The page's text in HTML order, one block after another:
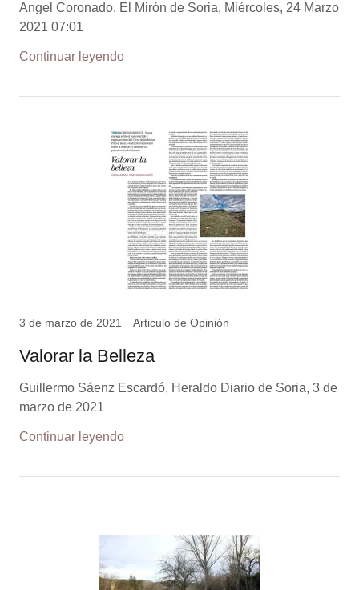
Angel Coronado. El Mirón de Soria, Miércoles, 24 Marzo
2021 07:01
Continuar leyendo
3 de marzo de 2021 Articulo de Opinión
Valorar la Belleza
Guillermo Sáenz Escardó, Heraldo Diario de Soria, 3 de
marzo de 2021
Continuar leyendo